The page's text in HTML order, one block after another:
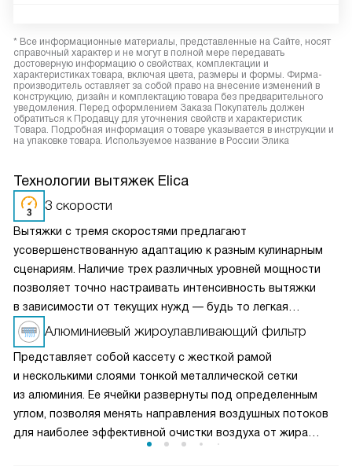
* Все информационные материалы, представленные на Сайте, носят
справочный характер и не могут в полной мере передавать
достоверную информацию о свойствах, комплектации и
характеристиках товара, включая цвета, размеры и формы. Фирма-
производитель оставляет за собой право на внесение изменений в
конструкцию, дизайн и комплектацию товара без предварительного
уведомления. Перед оформлением Заказа Покупатель должен
обратиться к Продавцу для уточнения свойств и характеристик
Товара. Подробная информация о товаре указывается в инструкции и
на упаковке товара. Используемое название в России Элика
Технологии вытяжек Elica
3 скорости
Вытяжки с тремя скоростями предлагают
усовершенствованную адаптацию к разным кулинарным
сценариям. Наличие трех различных уровней мощности
позволяет точно настраивать интенсивность вытяжки
в зависимости от текущих нужд — будь то легкая
вентиляция при медленном приготовлении или мощное
удаление пара и запахов при интенсивной жарке. Это
делает вытяжку универсальным решением для любых
кулинарных задач и сохраняет воздух на кухне свежим
и чистым.
Алюминиевый жироулавливающий фильтр
Представляет собой кассету с жесткой рамой
и несколькими слоями тонкой металлической сетки
из алюминия. Ее ячейки развернуты под определенным
углом, позволяя менять направления воздушных потоков
для наиболее эффективной очистки воздуха от жира